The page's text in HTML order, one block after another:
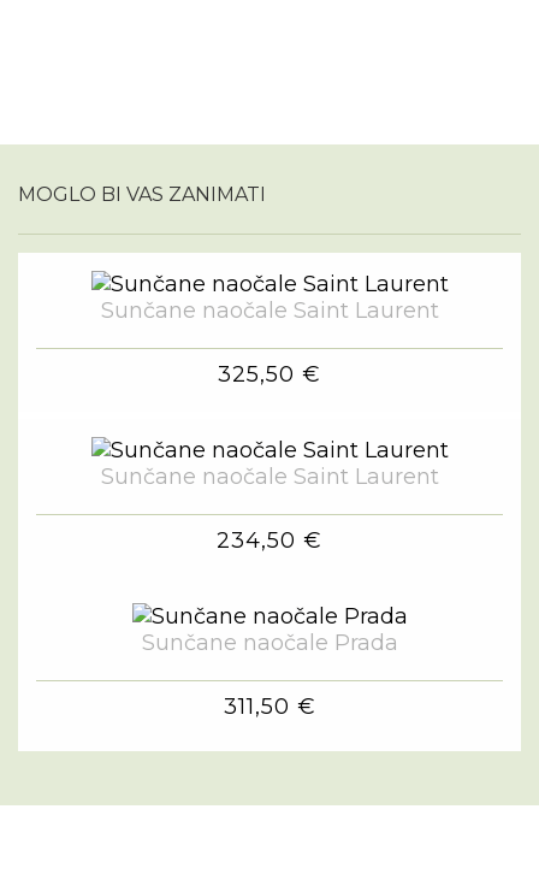
MOGLO BI VAS ZANIMATI
Sunčane naočale Saint Laurent
325,50 €
Sunčane naočale Saint Laurent
234,50 €
Sunčane naočale Prada
311,50 €